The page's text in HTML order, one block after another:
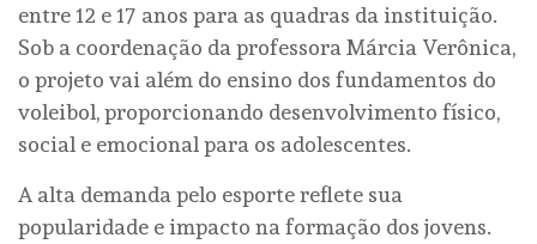
entre 12 e 17 anos para as quadras da instituição.
Sob a coordenação da professora Márcia Verônica,
o projeto vai além do ensino dos fundamentos do
voleibol, proporcionando desenvolvimento físico,
social e emocional para os adolescentes.
A alta demanda pelo esporte reflete sua
popularidade e impacto na formação dos jovens.